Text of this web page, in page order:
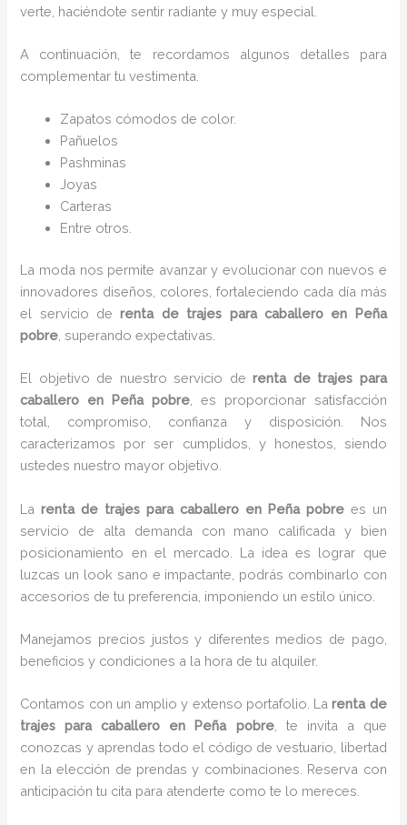
verte, haciéndote sentir radiante y muy especial.
A continuación, te recordamos algunos detalles para
complementar tu vestimenta.
Zapatos cómodos de color.
Pañuelos
Pashminas
Joyas
Carteras
Entre otros.
La moda nos permite avanzar y evolucionar con nuevos e
innovadores diseños, colores, fortaleciendo cada día más
el servicio derenta de trajes para caballero en Peña
pobre , superando expectativas.
El objetivo de nuestro servicio derenta de trajes para
caballero en Peña pobre, es proporcionar satisfacción
total, compromiso, confianza y disposición. Nos
caracterizamos por ser cumplidos, y honestos, siendo
ustedes nuestro mayor objetivo.
Larenta de trajes para caballero en Peña pobre es un
servicio de alta demanda con mano calificada y bien
posicionamiento en el mercado. La idea es lograr que
luzcas un look sano e impactante, podrás combinarlo con
accesorios de tu preferencia, imponiendo un estilo único.
Manejamos precios justos y diferentes medios de pago,
beneficios y condiciones a la hora de tu alquiler.
Contamos con un amplio y extenso portafolio. Larenta de
trajes para caballero en Peña pobre, te invita a que
conozcas y aprendas todo el código de vestuario, libertad
en la elección de prendas y combinaciones. Reserva con
anticipación tu cita para atenderte como te lo mereces.